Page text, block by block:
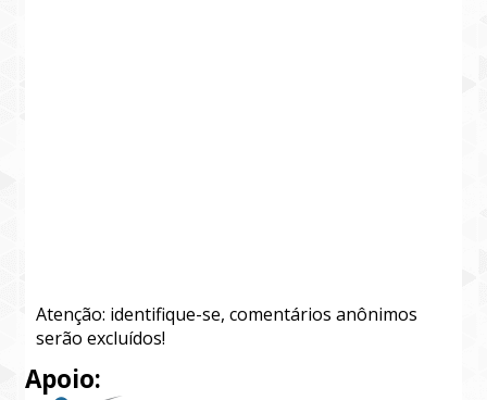
Atenção: identifique-se, comentários anônimos
serão excluídos!
Apoio: